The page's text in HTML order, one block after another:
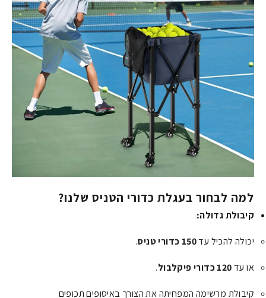
למה לבחור בעגלת כדורי הטניס שלנו?
קיבולת גדולה:
יכולה להכיל עד150 כדורי טניס .
או עד120 כדורי פיקלבול .
קיבולת מרשימה המפחיתה את הצורך באיסופים תכופים